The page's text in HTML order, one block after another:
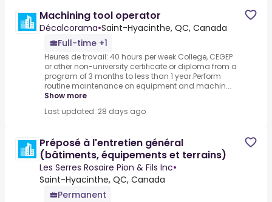
Machining tool operator
Décalcorama•Saint-Hyacinthe, QC, Canada
Full-time +1
Heures de travail: 40 hours per week.College, CEGEP
or other non-university certificate or diploma from a
program of 3 months to less than 1 year.Perform
routine maintenance on equipment and machin...
Show more
Last updated: 28 days ago
Préposé à l'entretien général
(bâtiments, équipements et terrains)
Les Serres Rosaire Pion & Fils Inc•
Saint-Hyacinthe, QC, Canada
Permanent